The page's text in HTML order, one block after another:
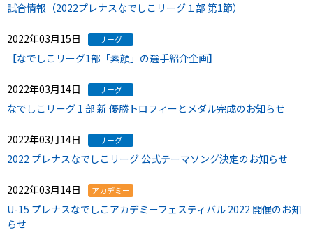
試合情報（2022プレナスなでしこリーグ１部 第1節）
2022年03月15日 リーグ
【なでしこリーグ1部「素顔」の選手紹介企画】
2022年03月14日 リーグ
なでしこリーグ 1 部 新 優勝トロフィーとメダル完成のお知らせ
2022年03月14日 リーグ
2022 プレナスなでしこリーグ 公式テーマソング決定のお知らせ
2022年03月14日 アカデミー
U-15 プレナスなでしこアカデミーフェスティバル 2022 開催のお知
らせ